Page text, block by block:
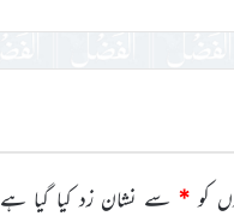
کو * سے نشان زد کیا گیا ہے